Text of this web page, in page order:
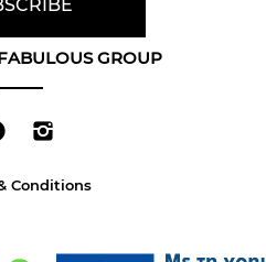
GROUP
Conditions